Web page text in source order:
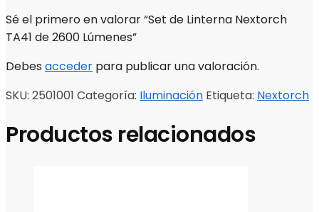
Sé el primero en valorar “Set de Linterna Nextorch
TA41 de 2600 Lúmenes”
Debes acceder para publicar una valoración.
SKU: 2501001 Categoría: Iluminación Etiqueta: Nextorch
Productos relacionados